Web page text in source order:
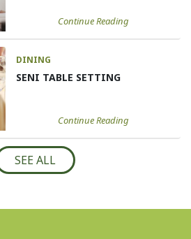
Continue Reading
DINING
SENI TABLE SETTING
Continue Reading
SEE ALL